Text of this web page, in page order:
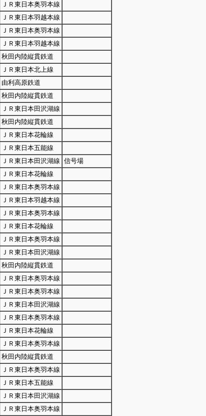
ＪＲ東日本奥羽本線
ＪＲ東日本羽越本線
ＪＲ東日本奥羽本線
ＪＲ東日本羽越本線
秋田内陸縦貫鉄道
ＪＲ東日本北上線
由利高原鉄道
秋田内陸縦貫鉄道
ＪＲ東日本田沢湖線
秋田内陸縦貫鉄道
ＪＲ東日本花輪線
ＪＲ東日本五能線
ＪＲ東日本田沢湖線 信号場
ＪＲ東日本花輪線
ＪＲ東日本奥羽本線
ＪＲ東日本羽越本線
ＪＲ東日本奥羽本線
ＪＲ東日本花輪線
ＪＲ東日本奥羽本線
ＪＲ東日本田沢湖線
秋田内陸縦貫鉄道
ＪＲ東日本奥羽本線
ＪＲ東日本奥羽本線
ＪＲ東日本田沢湖線
ＪＲ東日本奥羽本線
ＪＲ東日本花輪線
ＪＲ東日本奥羽本線
秋田内陸縦貫鉄道
ＪＲ東日本奥羽本線
ＪＲ東日本五能線
ＪＲ東日本田沢湖線
ＪＲ東日本奥羽本線